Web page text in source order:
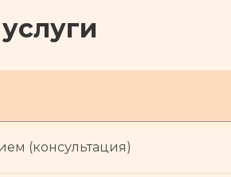
(консультация)